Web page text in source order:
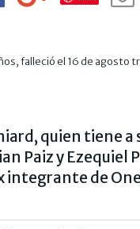
falleció el 16 de
quien tiene a
Paiz y
integrante de